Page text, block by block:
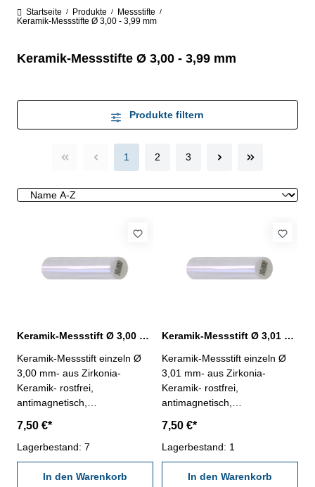
Startseite / Produkte / Messstifte /
Keramik-Messstifte Ø 3,00 - 3,99 mm
Keramik-Messstifte Ø 3,00 - 3,99 mm
Produkte filtern
1 2 3
Keramik-Messstift Ø 3,00 mm ± 0,0015 mm
Keramik-Messstift einzeln Ø
3,00 mm- aus Zirkonia-
Keramik- rostfrei,
antimagnetisch,
1250- Werkstatt-Ausführung-
Länge 50 mm- Genauigkeit <
± 0,0015 mm- in Kunststoff-
7,50 €*
Lagerbestand: 7
In den Warenkorb
Keramik-Messstift Ø 3,01 mm ± 0,0015 mm
Keramik-Messstift einzeln Ø
3,01 mm- aus Zirkonia-
Keramik- rostfrei,
antimagnetisch,
1250- Werkstatt-Ausführung-
Länge 50 mm- Genauigkeit <
± 0,0015 mm- in Kunststoff-
7,50 €*
Lagerbestand: 1
In den Warenkorb